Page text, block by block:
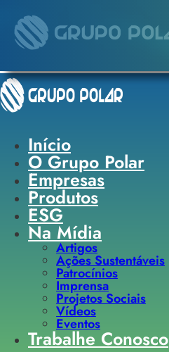
Início
O Grupo Polar
Empresas
Produtos
ESG
Na Mídia
Artigos
Ações Sustentáveis
Patrocínios
Imprensa
Projetos Sociais
Vídeos
Eventos
Trabalhe Conosco